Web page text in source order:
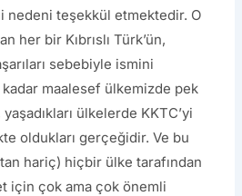
nedeni teşekkül etmektedir. O
her bir Kıbrıslı Türk’ün,
sebebiyle ismini
maalesef ülkemizde pek
ülkelerde KKTC’yi
oldukları gerçeğidir. Ve bu
hariç) hiçbir ülke tarafından
için çok ama çok önemli